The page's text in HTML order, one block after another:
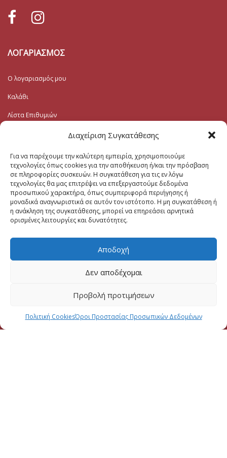
Διαχείριση Συγκατάθεσης
Για να παρέχουμε την καλύτερη εμπειρία, χρησιμοποιούμε
τεχνολογίες όπως cookies για την αποθήκευση ή/και την πρόσβαση
σε πληροφορίες συσκευών. Η συγκατάθεση για τις εν λόγω
τεχνολογίες θα μας επιτρέψει να επεξεργαστούμε δεδομένα
προσωπικού χαρακτήρα, όπως συμπεριφορά περιήγησης ή
μοναδικά αναγνωριστικά σε αυτόν τον ιστότοπο. Η μη συγκατάθεση ή
η ανάκληση της συγκατάθεσης, μπορεί να επηρεάσει αρνητικά
ορισμένες λειτουργίες και δυνατότητες.
Αποδοχή
Δεν αποδέχομαι
Προβολή προτιμήσεων
Πολιτική CookiesΌροι Προστασίας Προσωπικών Δεδομένων
ΛΟΓΑΡΙΑΣΜΟΣ
Ο λογαριασμός μου
Καλάθι
Λίστα Επιθυμιών
Εγγραφή στο Ενημερωτικό
Το Email σας (υποχρεωτικο)
Μηνυμα